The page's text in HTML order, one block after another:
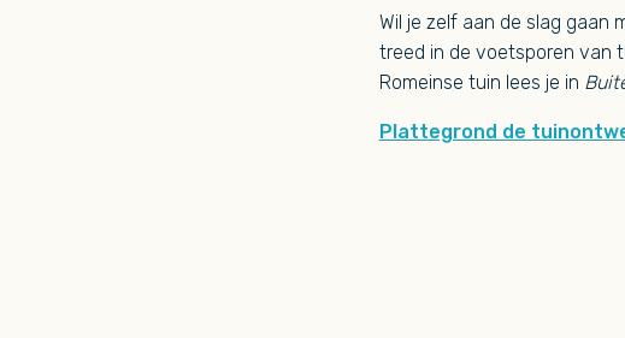
Wil je zelf aan de slag gaan
treed in de voetsporen van
Romeinse tuin lees je in
Plattegrond de